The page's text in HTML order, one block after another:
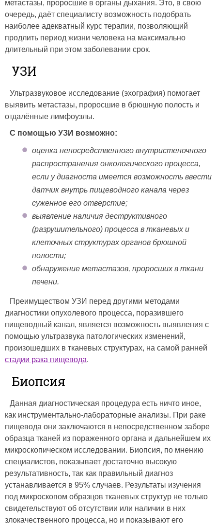
метастазы, проросшие в органы дыхания. Это, в свою
очередь, даёт специалисту возможность подобрать
наиболее адекватный курс терапии, позволяющий
продлить период жизни человека на максимально
длительный при этом заболевании срок.
УЗИ
Ультразвуковое исследование (эхография) помогает
выявить метастазы, проросшие в брюшную полость и
отдалённые лимфоузлы.
С помощью УЗИ возможно:
оценка непосредственного внутристеночного
распространения онкологического процесса,
если у диагноста имеется возможность ввести
датчик внутрь пищеводного канала через
суженное его отверстие;
выявление наличия деструктивного
(разрушительного) процесса в тканевых и
клеточных структурах органов брюшной
полости;
обнаружение метастазов, проросших в ткани
печени.
Преимуществом УЗИ перед другими методами
диагностики опухолевого процесса, поразившего
пищеводный канал, является возможность выявления с
помощью ультразвука патологических изменений,
произошедших в тканевых структурах, на самой ранней
стадии рака пищевода.
Биопсия
Данная диагностическая процедура есть ничто иное,
как инструментально-лабораторные анализы. При раке
пищевода они заключаются в непосредственном заборе
образца тканей из пораженного органа и дальнейшем их
микроскопическом исследовании. Биопсия, по мнению
специалистов, показывает достаточно высокую
результативность, так как правильный диагноз
устанавливается в 95% случаев. Результаты изучения
под микроскопом образцов тканевых структур не только
свидетельствуют об отсутствии или наличии в них
злокачественного процесса, но и показывают его